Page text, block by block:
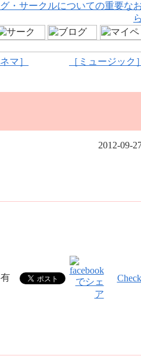
・サークルについての重要な
マ］ ［ミュージック］
2012-09-
Check